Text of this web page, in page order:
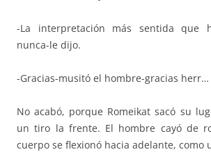
-La interpretación más sentida que
nunca-le dijo.
-Gracias-musitó el hombre-gracias herr…
No acabó, porque Romeikat sacó su
un tiro la frente. El hombre cayó de
cuerpo se flexionó hacia adelante, como